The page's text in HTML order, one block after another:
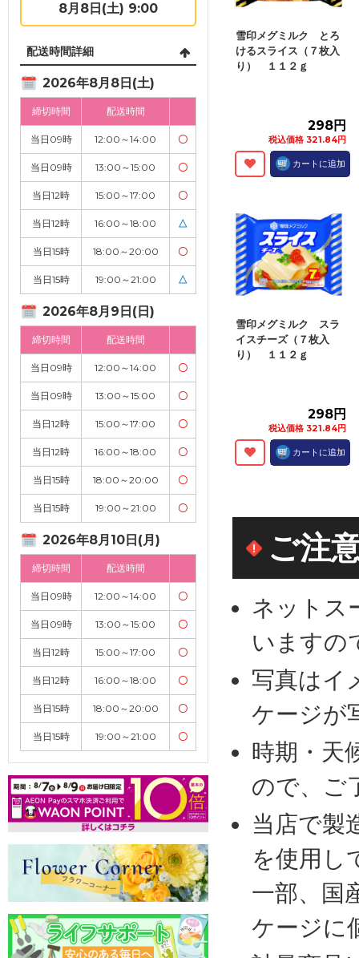
8月8日(土) 9:00
配送時間詳細
2026年8月8日(土)
締切時間 配送時間
当日09時 12:00～14:00 〇
当日09時 13:00～15:00 〇
当日12時 15:00～17:00 〇
当日12時 16:00～18:00 △
当日15時 18:00～20:00 〇
当日15時 19:00～21:00 △
2026年8月9日(日)
締切時間 配送時間
当日09時 12:00～14:00 〇
当日09時 13:00～15:00 〇
当日12時 15:00～17:00 〇
当日12時 16:00～18:00 〇
当日15時 18:00～20:00 〇
当日15時 19:00～21:00 〇
2026年8月10日(月)
締切時間 配送時間
当日09時 12:00～14:00 〇
当日09時 13:00～15:00 〇
当日12時 15:00～17:00 〇
当日12時 16:00～18:00 〇
当日15時 18:00～20:00 〇
当日15時 19:00～21:00 〇
雪印メグミルク とろ
けるスライス（７枚入
り） １１２ｇ
298円
税込価格 321.84円
カートに追加
雪印メグミルク スラ
イスチーズ（７枚入
り） １１２ｇ
298円
税込価格 321.84円
カートに追加
ご注
ネットス
いますの
写真はイ
ケージが
時期・天
ので、ご
当店で製
を使用し
一部、国
ケージに